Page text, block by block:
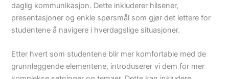
daglig kommunikasjon. Dette inkluderer hilsener,
presentasjoner og enkle spørsmål som gjør det lettere for
studentene å navigere i hverdagslige situasjoner.
Etter hvert som studentene blir mer komfortable med de
grunnleggende elementene, introduserer vi dem for mer